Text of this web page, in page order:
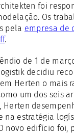
foi
Os
pela empresa de
.
de 1 de
decidiu
Herten o mais
um dos seis
Herten
na estratégia
novo edifício foi,